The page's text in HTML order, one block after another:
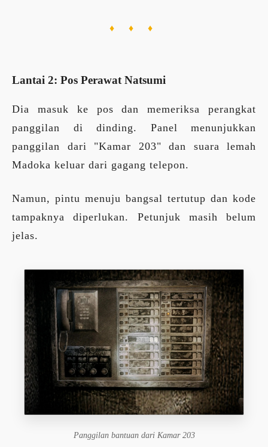
♦ ♦ ♦
Lantai 2: Pos Perawat Natsumi
Dia masuk ke pos dan memeriksa perangkat
panggilan di dinding. Panel menunjukkan
panggilan dari "Kamar 203" dan suara lemah
Madoka keluar dari gagang telepon.
Namun, pintu menuju bangsal tertutup dan kode
tampaknya diperlukan. Petunjuk masih belum
jelas.
Panggilan bantuan dari Kamar 203